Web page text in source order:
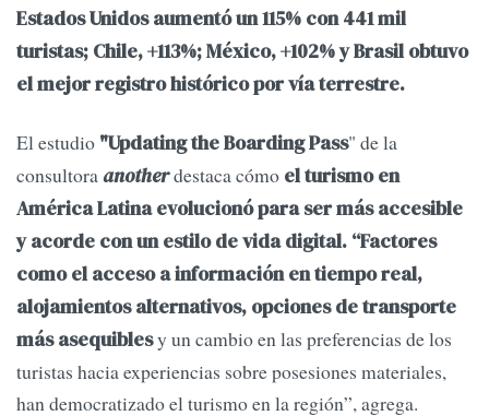
Estados Unidos aumentó un 115% con 441 mil
turistas; Chile, +113%; México, +102% y Brasil obtuvo
el mejor registro histórico por vía terrestre.
El estudio "Updating the Boarding Pass" de la
consultoraanotherdestaca cómo el turismo en
América Latina evolucionó para ser más accesible
y acorde con un estilo de vida digital. “Factores
como el acceso a información en tiempo real,
alojamientos alternativos, opciones de transporte
más asequiblesy un cambio en las preferencias de los
turistas hacia experiencias sobre posesiones materiales,
han democratizado el turismo en la región”, agrega.